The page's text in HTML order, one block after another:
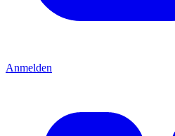
Anmelden